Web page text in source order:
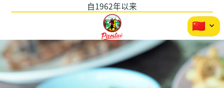
自1962年以来